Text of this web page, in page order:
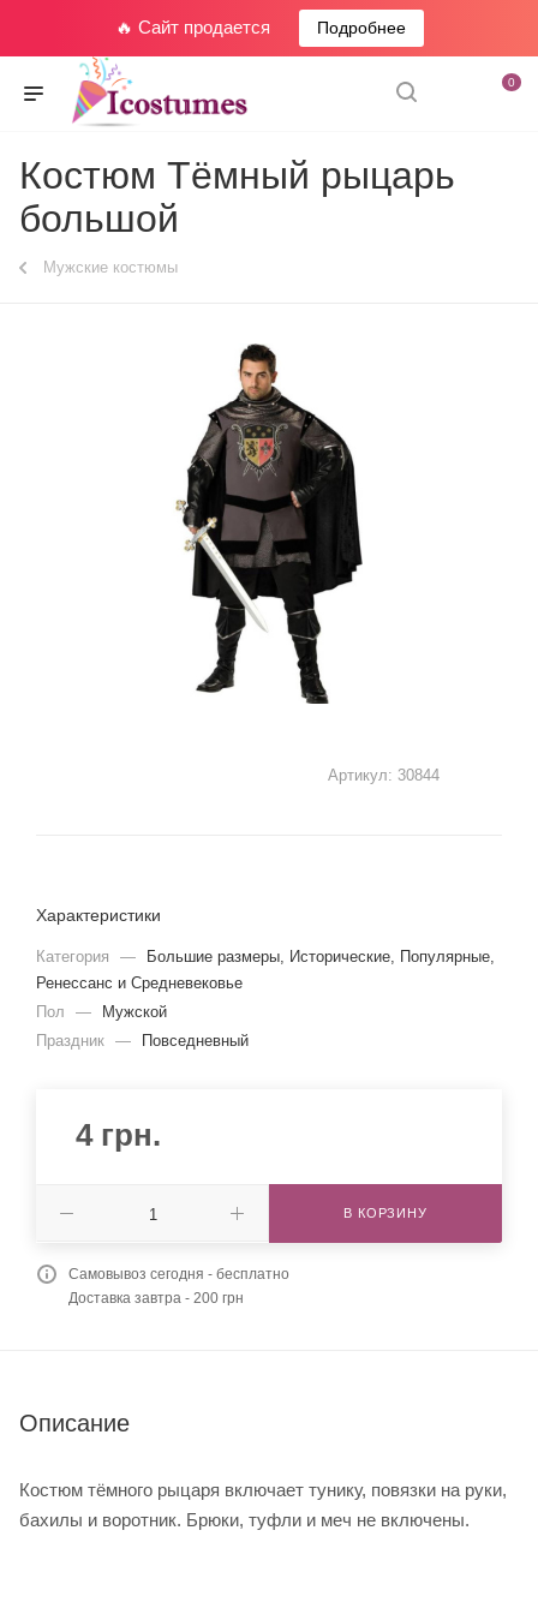
🔥 Сайт продается Подробнее
0
Костюм Тёмный рыцарь
большой
Мужские костюмы
Артикул: 30844
Характеристики
Категория —
Большие размеры, Исторические, Популярные,
Ренессанс и Средневековье
Пол
—
Мужской
Праздник — Повседневный
4грн.
В КОРЗИНУ
Самовывоз сегодня - бесплатно
Доставка завтра - 200 грн
Описание
Костюм тёмного рыцаря включает тунику, повязки на руки,
бахилы и воротник. Брюки, туфли и меч не включены.